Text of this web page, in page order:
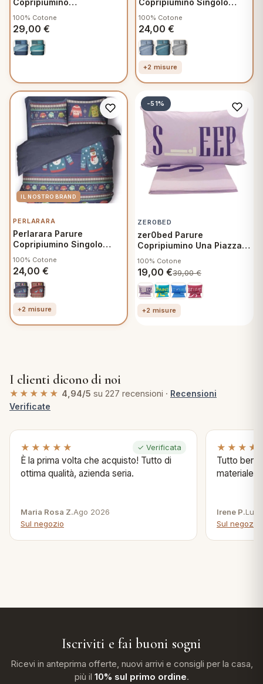
Copripiumino
Cotone, Sacco e federe
Polo V224
100% Cotone
29,00 €
Copripiumino Singolo
Sacco e federa, Crono
V901
100% Cotone
24,00 €
+2 misure
PERLARARA
Perlarara Parure
Copripiumino Singolo
Sacco e federa, Nives
C274
100% Cotone
24,00 €
+2 misure
-51%
ZER0BED
zer0bed Parure
Copripiumino Una Piazza
Cotone Sleep, Sacco e
federa
100% Cotone
19,00 €39,00€
+2 misure
I clienti dicono di noi
★★★★★ 4,94/5 su 227 recensioni · Recensioni
Verificate
★★★★★ ✓ Verificata
È la prima volta che acquisto! Tutto di
ottima qualità, azienda seria.
Maria Rosa Z.Ago 2026
Sul negozio
Tutto bene
materiale .
Irene P.Lug
Sul negozio
Iscriviti e fai buoni sogni
Ricevi in anteprima offerte, nuovi arrivi e consigli per la casa,
più il 10% sul primo ordine.